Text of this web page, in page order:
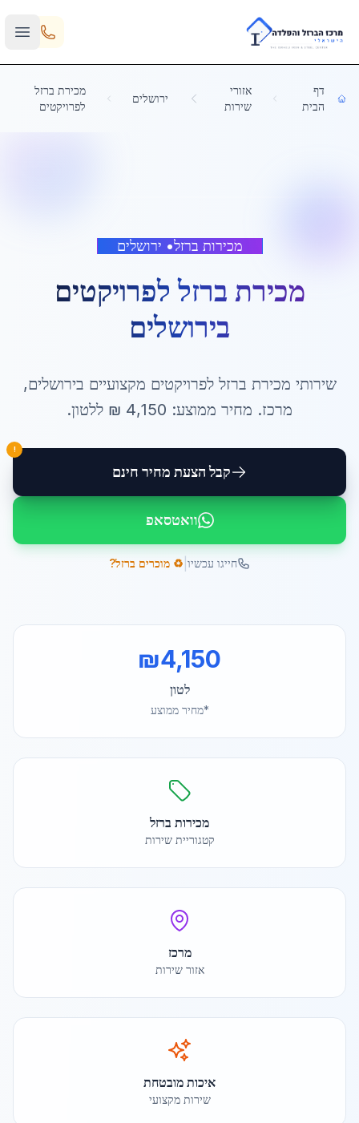
Skip to main content
דף
הבית
אזורי
שירות
ירושלים
מכירת ברזל
לפרויקטים
מכירות ברזל• ירושלים
מכירת ברזל לפרויקטים
בירושלים
שירותי מכירת ברזל לפרויקטים מקצועיים בירושלים,
מרכז. מחיר ממוצע: 4,150 ₪ ללטון.
קבל הצעת מחיר חינם
!
וואטסאפ
חייגו עכשיו ♻️ מוכרים ברזל?
₪4,150
לטון
*מחיר ממוצע
מכירות ברזל
קטגוריית שירות
מרכז
אזור שירות
איכות מובטחת
שירות מקצועי